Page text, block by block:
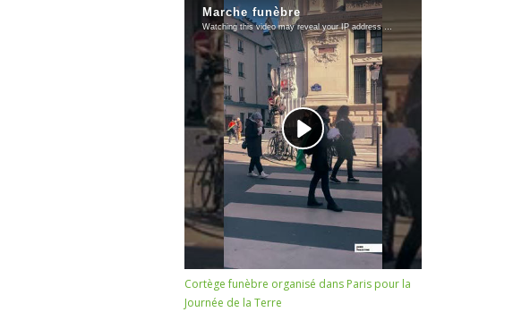
Cortège funèbre organisé dans Paris pour la
Journée de la Terre